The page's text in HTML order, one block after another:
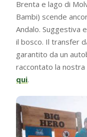
Brenta e lago di
Bambi) scende
Andalo. Suggestiva
il bosco. Il transfer
garantito da un
raccontato la
qui.